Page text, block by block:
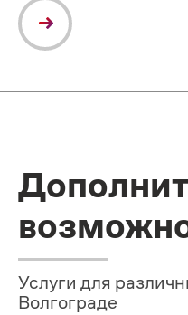
Услуги для
Волгограде